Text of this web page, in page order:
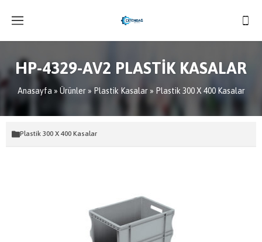
HP-4329-AV2 PLASTİK KASALAR
Anasayfa » Ürünler» Plastik Kasalar» Plastik 300 X 400 Kasalar
Plastik 300 X 400 Kasalar